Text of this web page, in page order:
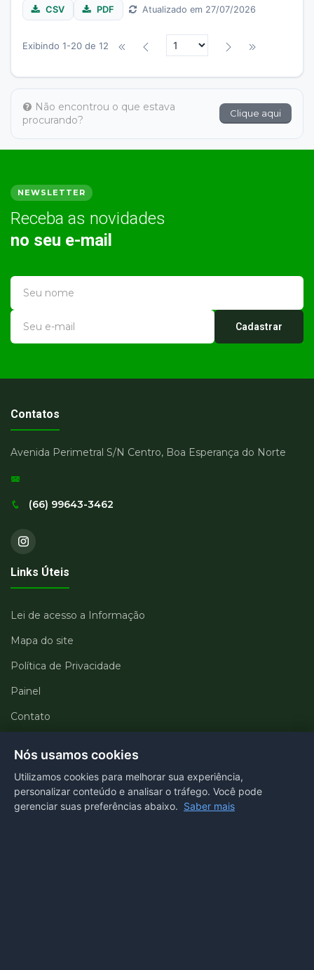
CSV PDF Atualizado em 27/07/2026
Exibindo 1-20 de 12
Não encontrou o que estava
procurando?
Clique aqui
NEWSLETTER
Receba as novidades
no seu e-mail
Cadastrar
Contatos
Avenida Perimetral S/N Centro, Boa Esperança do Norte
(66) 99643-3462
Links Úteis
Lei de acesso a Informação
Mapa do site
Política de Privacidade
Painel
Contato
Departamentos
Portal transparência
E-SIC
Nós usamos cookies
Utilizamos cookies para melhorar sua experiência,
personalizar conteúdo e analisar o tráfego. Você pode
gerenciar suas preferências abaixo. Saber mais